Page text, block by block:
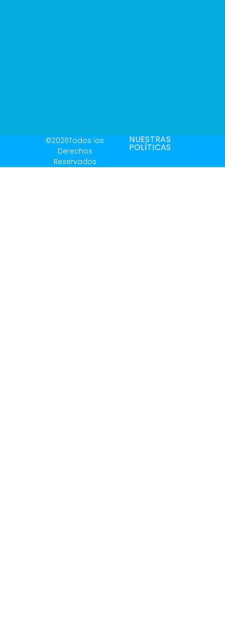
©2026Todos los
Derechos
Reservados
NUESTRAS
POLÍTICAS